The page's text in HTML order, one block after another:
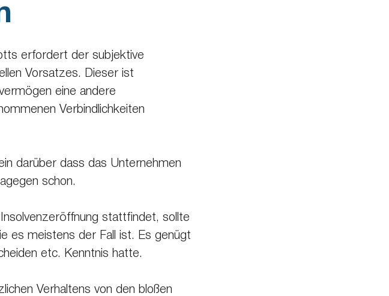
erfordert der subjektive
Vorsatzes. Dieser ist
eine andere
Verbindlichkeiten
darüber dass das Unternehmen
schon.
stattfindet, sollte
es meistens der Fall ist. Es genügt
etc. Kenntnis hatte.
Verhaltens von den bloßen